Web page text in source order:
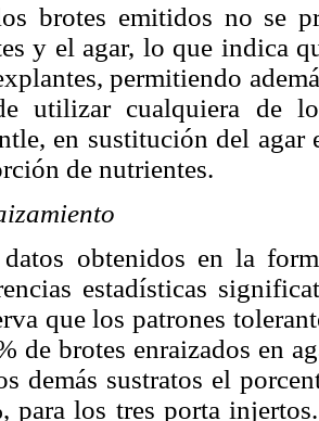
brotes emitidos no se
y el agar, lo que indica
permitiendo
utilizar cualquiera de
en sustitución del
de nutrientes.
obtenidos en la
estadísticas
que los patrones
de brotes enraizados en
demás sustratos el
para los tres porta